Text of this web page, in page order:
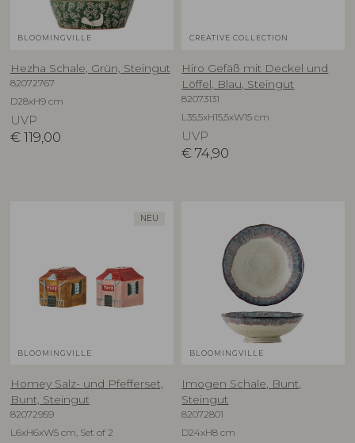
BLOOMINGVILLE
Hezha Schale, Grün, Steingut
82072767
D28xH9 cm
UVP
€ 119,00
CREATIVE COLLECTION
Hiro Gefäß mit Deckel und
Löffel, Blau, Steingut
82073131
L35,5xH15,5xW15 cm
UVP
€ 74,90
NEU
BLOOMINGVILLE
Homey Salz- und Pfefferset,
Bunt, Steingut
82072959
L6xH6xW5 cm, Set of 2
BLOOMINGVILLE
Imogen Schale, Bunt,
Steingut
82072801
D24xH8 cm